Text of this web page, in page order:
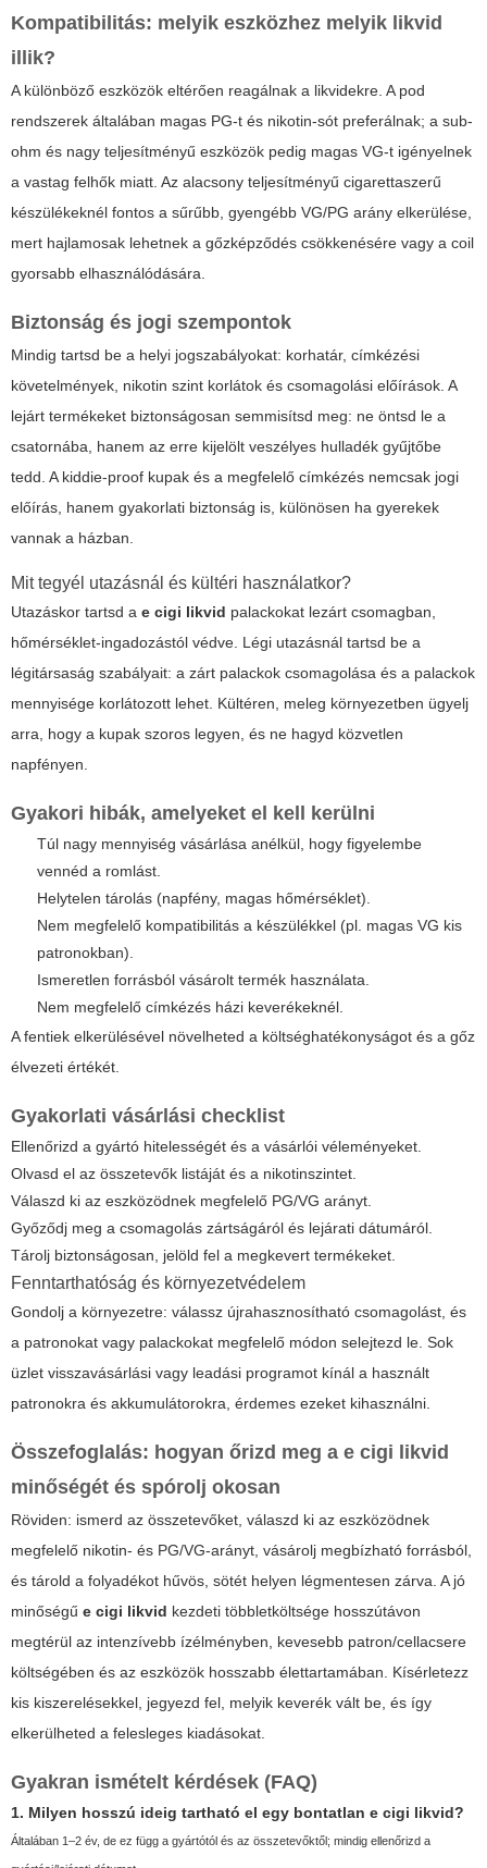
Kompatibilitás: melyik eszközhez melyik likvid
illik?
A különböző eszközök eltérően reagálnak a likvidekre. A pod
rendszerek általában magas PG-t és nikotin-sót preferálnak; a sub-
ohm és nagy teljesítményű eszközök pedig magas VG-t igényelnek
a vastag felhők miatt. Az alacsony teljesítményű cigarettaszerű
készülékeknél fontos a sűrűbb, gyengébb VG/PG arány elkerülése,
mert hajlamosak lehetnek a gőzképződés csökkenésére vagy a coil
gyorsabb elhasználódására.
Biztonság és jogi szempontok
Mindig tartsd be a helyi jogszabályokat: korhatár, címkézési
követelmények, nikotin szint korlátok és csomagolási előírások. A
lejárt termékeket biztonságosan semmisítsd meg: ne öntsd le a
csatornába, hanem az erre kijelölt veszélyes hulladék gyűjtőbe
tedd. A kiddie-proof kupak és a megfelelő címkézés nemcsak jogi
előírás, hanem gyakorlati biztonság is, különösen ha gyerekek
vannak a házban.
Mit tegyél utazásnál és kültéri használatkor?
Utazáskor tartsd a e cigi likvid palackokat lezárt csomagban,
hőmérséklet-ingadozástól védve. Légi utazásnál tartsd be a
légitársaság szabályait: a zárt palackok csomagolása és a palackok
mennyisége korlátozott lehet. Kültéren, meleg környezetben ügyelj
arra, hogy a kupak szoros legyen, és ne hagyd közvetlen
napfényen.
Gyakori hibák, amelyeket el kell kerülni
Túl nagy mennyiség vásárlása anélkül, hogy figyelembe
vennéd a romlást.
Helytelen tárolás (napfény, magas hőmérséklet).
Nem megfelelő kompatibilitás a készülékkel (pl. magas VG kis
patronokban).
Ismeretlen forrásból vásárolt termék használata.
Nem megfelelő címkézés házi keverékeknél.
A fentiek elkerülésével növelheted a költséghatékonyságot és a gőz
élvezeti értékét.
Gyakorlati vásárlási checklist
Ellenőrizd a gyártó hitelességét és a vásárlói véleményeket.
Olvasd el az összetevők listáját és a nikotinszintet.
Válaszd ki az eszközödnek megfelelő PG/VG arányt.
Győződj meg a csomagolás zártságáról és lejárati dátumáról.
Tárolj biztonságosan, jelöld fel a megkevert termékeket.
Fenntarthatóság és környezetvédelem
Gondolj a környezetre: válassz újrahasznosítható csomagolást, és
a patronokat vagy palackokat megfelelő módon selejtezd le. Sok
üzlet visszavásárlási vagy leadási programot kínál a használt
patronokra és akkumulátorokra, érdemes ezeket kihasználni.
Összefoglalás: hogyan őrizd meg a e cigi likvid
minőségét és spórolj okosan
Röviden: ismerd az összetevőket, válaszd ki az eszközödnek
megfelelő nikotin- és PG/VG-arányt, vásárolj megbízható forrásból,
és tárold a folyadékot hűvös, sötét helyen légmentesen zárva. A jó
minőségű e cigi likvid kezdeti többletköltsége hosszútávon
megtérül az intenzívebb ízélményben, kevesebb patron/cellacsere
költségében és az eszközök hosszabb élettartamában. Kísérletezz
kis kiszerelésekkel, jegyezd fel, melyik keverék vált be, és így
elkerülheted a felesleges kiadásokat.
Gyakran ismételt kérdések (FAQ)
1. Milyen hosszú ideig tartható el egy bontatlan e cigi likvid?
Általában 1–2 év, de ez függ a gyártótól és az összetevőktől; mindig ellenőrizd a